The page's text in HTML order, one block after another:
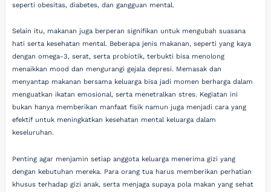
seperti obesitas, diabetes, dan gangguan mental.
Selain itu, makanan juga berperan signifikan untuk mengubah suasana
hati serta kesehatan mental. Beberapa jenis makanan, seperti yang kaya
dengan omega-3, serat, serta probiotik, terbukti bisa menolong
menaikkan mood dan mengurangi gejala depresi. Memasak dan
menyantap makanan bersama keluarga bisa jadi momen berharga dalam
menguatkan ikatan emosional, serta menetralkan stres. Kegiatan ini
bukan hanya memberikan manfaat fisik namun juga menjadi cara yang
efektif untuk meningkatkan kesehatan mental keluarga dalam
keseluruhan.
Penting agar menjamin setiap anggota keluarga menerima gizi yang
dengan kebutuhan mereka. Para orang tua harus memberikan perhatian
khusus terhadap gizi anak, serta menjaga supaya pola makan yang sehat